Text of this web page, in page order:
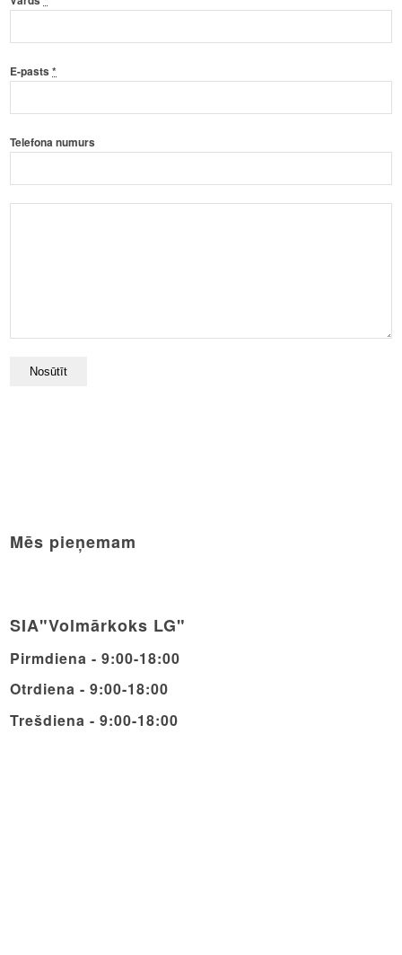
E-pasts*
Telefona numurs
Mēs pieņemam
SIA"Volmārkoks LG"
Pirmdiena - 9:00-18:00
Otrdiena - 9:00-18:00
Trešdiena - 9:00-18:00